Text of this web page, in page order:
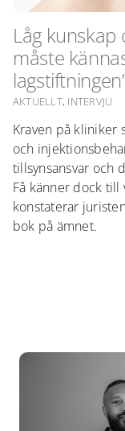
Låg kunskap
måste
AKTUELLT, INTERVJU
Kraven på kliniker
och
tillsynsansvar och
Få känner dock
konstaterar
bok på ämnet.